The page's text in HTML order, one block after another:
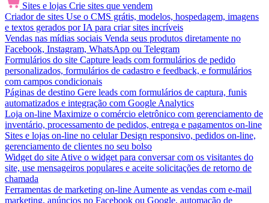
Sites e lojas Crie sites que vendem
Criador de sites Use o CMS grátis, modelos, hospedagem, imagens
e textos gerados por IA para criar sites incríveis
Vendas nas mídias sociais Venda seus produtos diretamente no
Facebook, Instagram, WhatsApp ou Telegram
Formulários do site Capture leads com formulários de pedido
personalizados, formulários de cadastro e feedback, e formulários
com campos condicionais
Páginas de destino Gere leads com formulários de captura, funis
automatizados e integração com Google Analytics
Loja on-line Maximize o comércio eletrônico com gerenciamento de
inventário, processamento de pedidos, entrega e pagamentos on-line
Sites e lojas on-line no celular Design responsivo, pedidos on-line,
gerenciamento de clientes no seu bolso
Widget do site Ative o widget para conversar com os visitantes do
site, use mensageiros populares e aceite solicitações de retorno de
chamada
Ferramentas de marketing on-line Aumente as vendas com e-mail
marketing, anúncios no Facebook ou Google, automação de